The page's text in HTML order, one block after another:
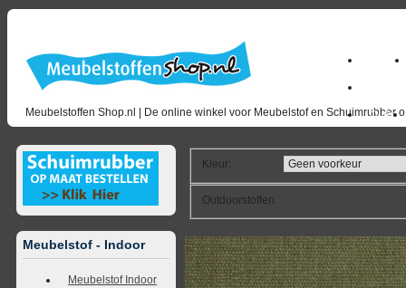
Meubelstoffen Shop.nl | De online winkel voor Meubelstof en Schuimrubber
Home
Outlet
Meubelstof - Indoor
Meubelstof Indoor
Kleur:
Outdoorstoffen: